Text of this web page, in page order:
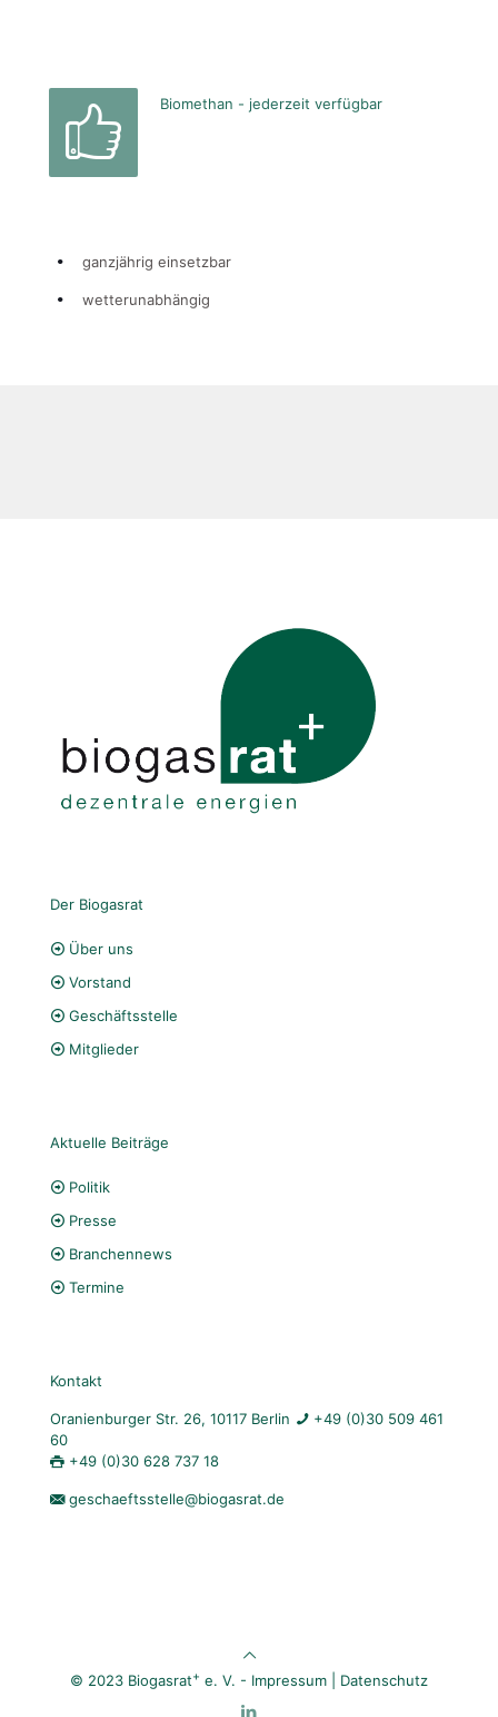
Biomethan - jederzeit verfügbar
ganzjährig einsetzbar
wetterunabhängig
Der Biogasrat
Über uns
Vorstand
Geschäftsstelle
Mitglieder
Aktuelle Beiträge
Politik
Presse
Branchennews
Termine
Kontakt
Oranienburger Str. 26, 10117 Berlin
+49 (0)30 509 461
60
+49 (0)30 628 737 18
geschaeftsstelle@biogasrat.de
© 2023 Biogasrat+ e. V. - Impressum Datenschutz